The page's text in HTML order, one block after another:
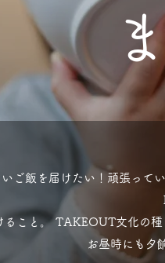
いご飯を届けたい！頑張っ
ること。 TAKEOUT文化の
お昼時にも夕